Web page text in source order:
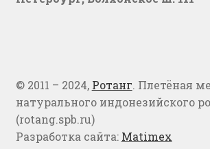
© 2011 – 2024, Ротанг. Плетёная
натурального индонезийского
(rotang.spb.ru)
Разработка сайта: Matimex